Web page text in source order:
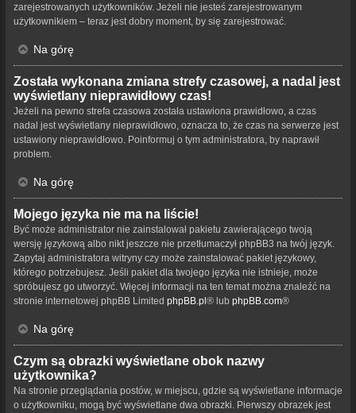
zarejestrowanych użytkowników. Jeżeli nie jesteś zarejestrowanym
użytkownikiem – teraz jest dobry moment, by się zarejestrować.
Na górę
Została wykonana zmiana strefy czasowej, a nadal jest
wyświetlany nieprawidłowy czas!
Jeżeli na pewno strefa czasowa została ustawiona prawidłowo, a czas
nadal jest wyświetlany nieprawidłowo, oznacza to, że czas na serwerze jest
ustawiony nieprawidłowo. Poinformuj o tym administratora, by naprawił
problem.
Na górę
Mojego języka nie ma na liście!
Być może administrator nie zainstalował pakietu zawierającego twoją
wersję językową albo nikt jeszcze nie przetłumaczył phpBB3 na twój język.
Zapytaj administratora witryny czy może zainstalować pakiet językowy,
którego potrzebujesz. Jeśli pakiet dla twojego języka nie istnieje, może
spróbujesz go utworzyć. Więcej informacji na ten temat można znaleźć na
stronie internetowej phpBB Limited phpBB.pl ® lub phpBB.com®
Na górę
Czym są obrazki wyświetlane obok nazwy
użytkownika?
Na stronie przeglądania postów, w miejscu, gdzie są wyświetlane informacje
o użytkowniku, mogą być wyświetlane dwa obrazki. Pierwszy obrazek jest